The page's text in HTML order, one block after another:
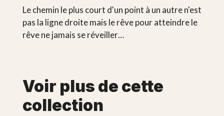
Le chemin le plus court d'un point à un autre n'est
pas la ligne droite mais le rêve pour atteindre le
rêve ne jamais se réveiller…
Voir plus de cette
collection